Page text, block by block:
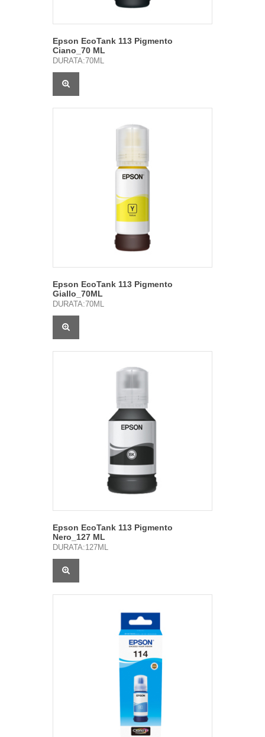
Epson EcoTank 113 Pigmento
Ciano_70 ML
DURATA:70ML
Epson EcoTank 113 Pigmento
Giallo_70ML
DURATA:70ML
Epson EcoTank 113 Pigmento
Nero_127 ML
DURATA:127ML